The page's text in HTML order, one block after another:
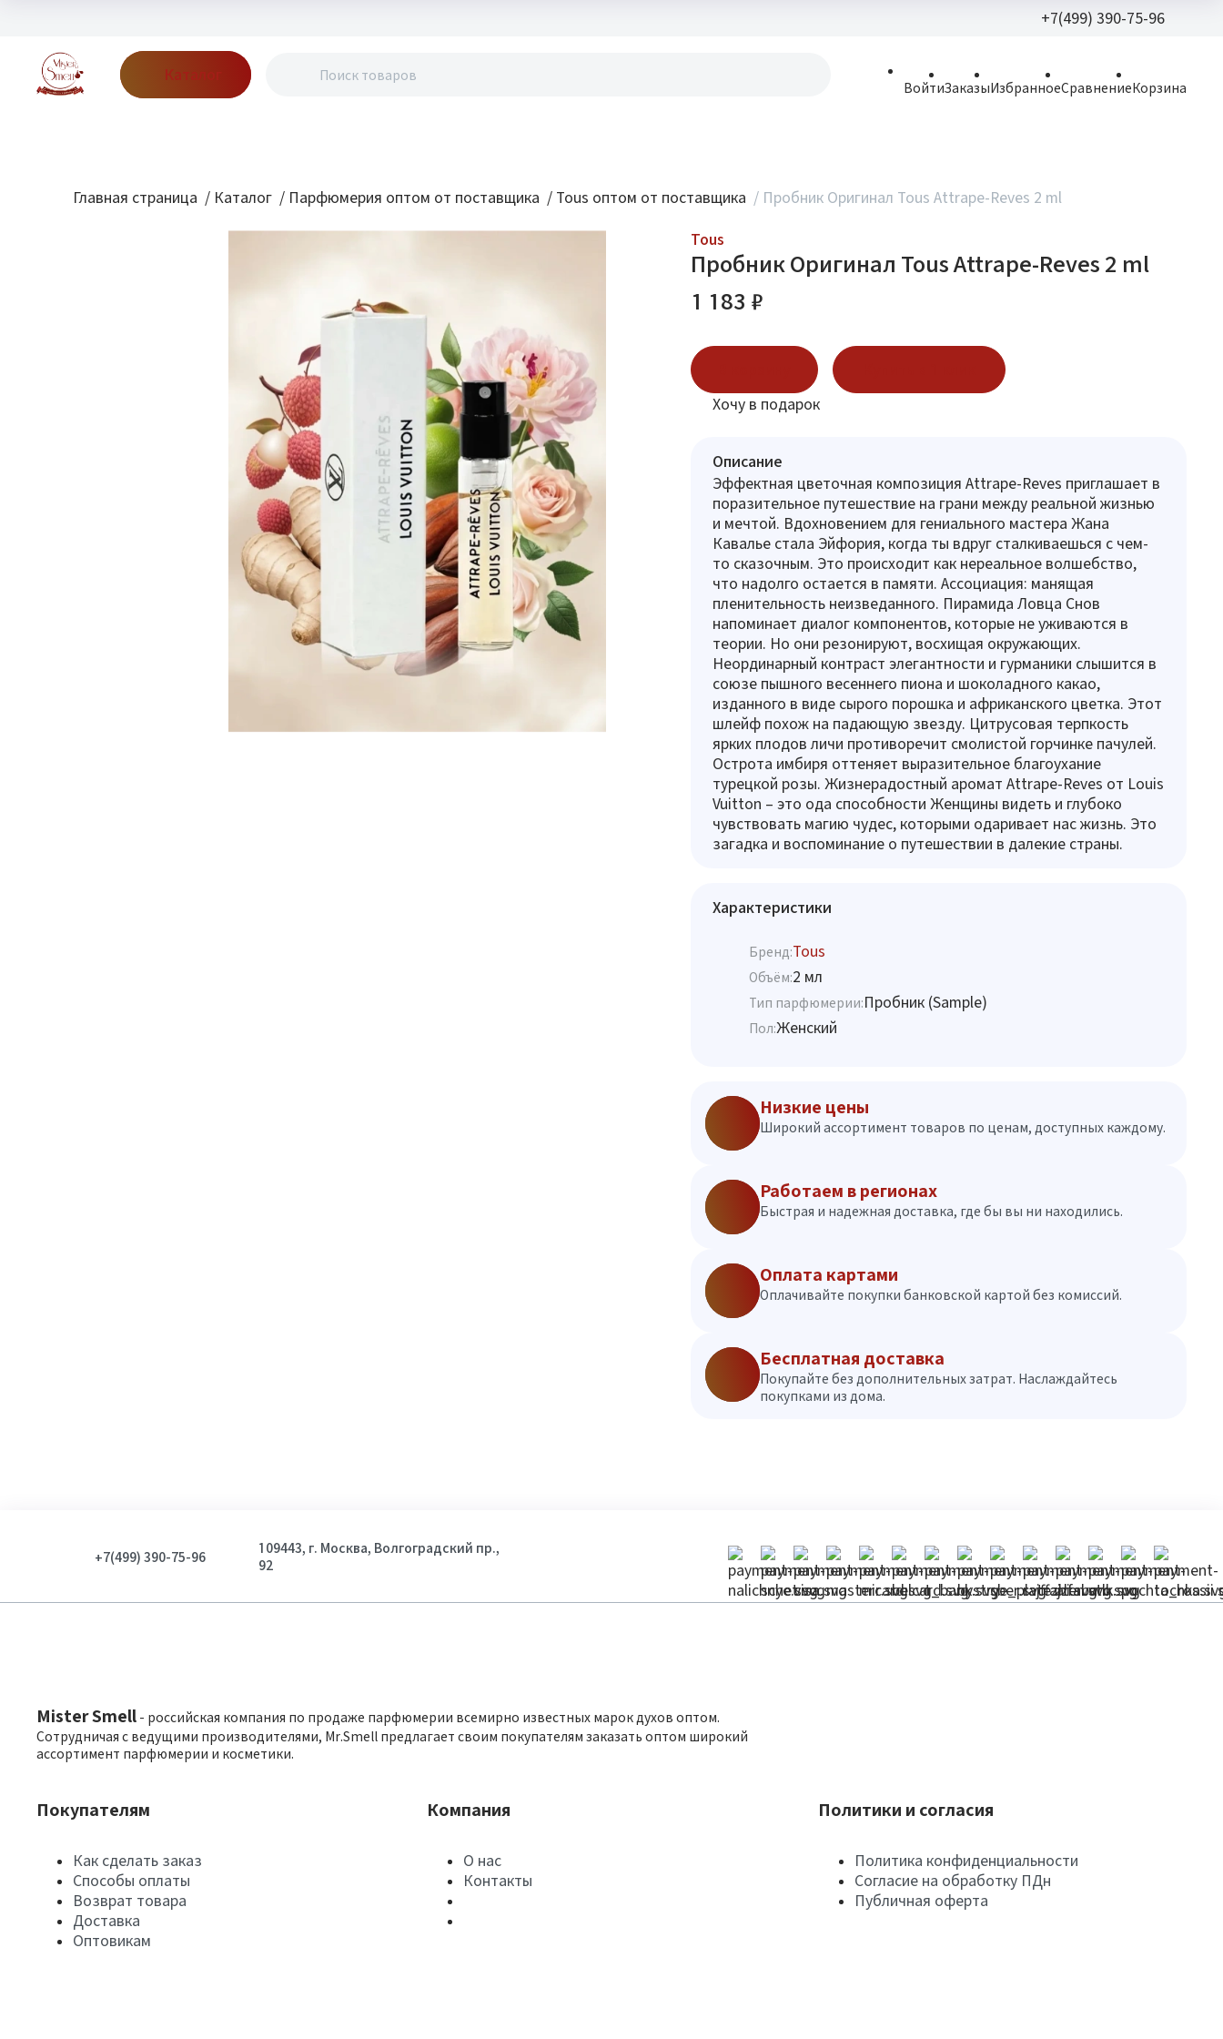
+7(499) 390-75-96
Каталог
ВойтиЗаказыИзбранноеСравнениеКорзина
Главная страница / Каталог / Парфюмерия оптом от поставщика / Tous оптом от поставщика / Пробник Оригинал Tous Attrape-Reves 2 ml
Tous
Пробник Оригинал Tous Attrape-Reves 2 ml
1 183 ₽
Хочу в подарок
Описание
Эффектная цветочная композиция Attrape-Reves приглашает в
поразительное путешествие на грани между реальной жизнью
и мечтой. Вдохновением для гениального мастера Жана
Кавалье стала Эйфория, когда ты вдруг сталкиваешься с чем-
то сказочным. Это происходит как нереальное волшебство,
что надолго остается в памяти. Ассоциация: манящая
пленительность неизведанного. Пирамида Ловца Снов
напоминает диалог компонентов, которые не уживаются в
теории. Но они резонируют, восхищая окружающих.
Неординарный контраст элегантности и гурманики слышится в
союзе пышного весеннего пиона и шоколадного какао,
изданного в виде сырого порошка и африканского цветка. Этот
шлейф похож на падающую звезду. Цитрусовая терпкость
ярких плодов личи противоречит смолистой горчинке пачулей.
Острота имбиря оттеняет выразительное благоухание
турецкой розы. Жизнерадостный аромат Attrape-Reves от Louis
Vuitton – это ода способности Женщины видеть и глубоко
чувствовать магию чудес, которыми одаривает нас жизнь. Это
загадка и воспоминание о путешествии в далекие страны.
Характеристики
Бренд:Tous
Объём:2 мл
Тип парфюмерии:Пробник (Sample)
Пол:Женский
Низкие цены
Широкий ассортимент товаров по ценам, доступных каждому.
Работаем в регионах
Быстрая и надежная доставка, где бы вы ни находились.
Оплата картами
Оплачивайте покупки банковской картой без комиссий.
Бесплатная доставка
Покупайте без дополнительных затрат. Наслаждайтесь
покупками из дома.
+7(499) 390-75-96
109443, г. Москва, Волгоградский пр.,
92
Mister Smell - российская компания по продаже парфюмерии всемирно известных марок духов оптом.
Сотрудничая с ведущими производителями, Mr.Smell предлагает своим покупателям заказать оптом широкий
ассортимент парфюмерии и косметики.
Покупателям
Как сделать заказ
Способы оплаты
Возврат товара
Доставка
Оптовикам
Компания
О нас
Контакты
Политики и согласия
Политика конфиденциальности
Согласие на обработку ПДн
Публичная оферта